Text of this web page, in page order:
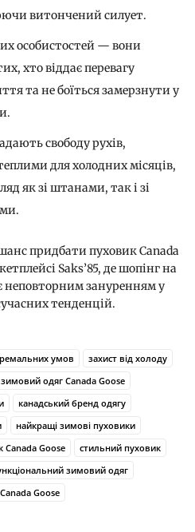
витончений силует.
особистостей — вони
хто віддає перевагу
та не боїться замерзнути у
свободу рухів,
для холодних місяців,
як зі штанами, так і зі
придбати пуховик Canada
Saks’85, де шопінг на
неповторним зануренням у
тенденцій.
умов
захист від холоду
зимовий одяг Canada Goose
канадський бренд одягу
найкращі зимові пуховики
Canada Goose
стильний пуховик
зимовий одяг
Goose